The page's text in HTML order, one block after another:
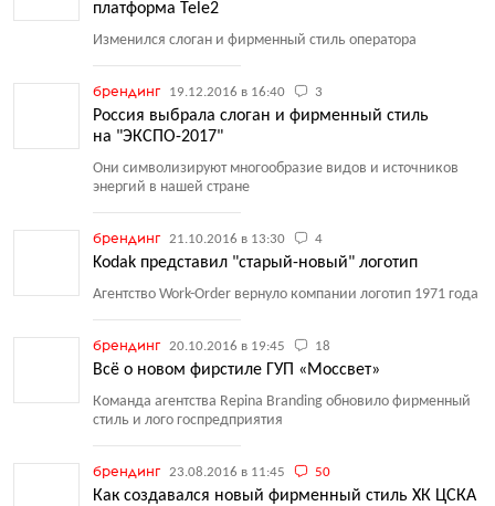
платформа Tele2
Изменился слоган и фирменный стиль оператора
брендинг 19.12.2016 в 16:40 3
Россия выбрала слоган и фирменный стиль
на "ЭКСПО-2017"
Они символизируют многообразие видов и источников
энергий в нашей стране
брендинг 21.10.2016 в 13:30 4
Kodak представил "старый-новый" логотип
Агентство Work-Order вернуло компании логотип 1971 года
брендинг 20.10.2016 в 19:45 18
Всё о новом фирстиле ГУП «Моссвет»
Команда агентства Repina Branding обновило фирменный
стиль и лого госпредприятия
брендинг 23.08.2016 в 11:45 50
Как создавался новый фирменный стиль ХК ЦСКА